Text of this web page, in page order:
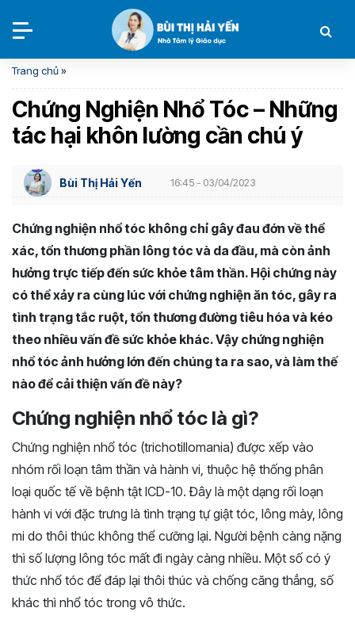
Trang chủ»
Chứng Nghiện Nhổ Tóc – Những
tác hại khôn lường cần chú ý
Bùi Thị Hải Yến 16:45 - 03/04/2023
Chứng nghiện nhổ tóc không chỉ gây đau đớn về thể
xác, tổn thương phần lông tóc và da đầu, mà còn ảnh
hưởng trực tiếp đến sức khỏe tâm thần. Hội chứng này
có thể xảy ra cùng lúc với chứng nghiện ăn tóc, gây ra
tình trạng tắc ruột, tổn thương đường tiêu hóa và kéo
theo nhiều vấn đề sức khỏe khác. Vậy chứng nghiện
nhổ tóc ảnh hưởng lớn đến chúng ta ra sao, và làm thế
nào để cải thiện vấn đề này?
Chứng nghiện nhổ tóc là gì?
Chứng nghiện nhổ tóc (trichotillomania) được xếp vào
nhóm rối loạn tâm thần và hành vi, thuộc hệ thống phân
loại quốc tế về bệnh tật ICD-10. Đây là một dạng rối loạn
hành vi với đặc trưng là tình trạng tự giật tóc, lông mày, lông
mi do thôi thúc không thể cưỡng lại. Người bệnh càng nặng
thì số lượng lông tóc mất đi ngày càng nhiều. Một số có ý
thức nhổ tóc để đáp lại thôi thúc và chống căng thẳng, số
khác thì nhổ tóc trong vô thức.